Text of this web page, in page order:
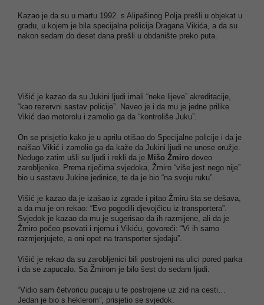
Kazao je da su u martu 1992. s Alipašinog Polja prešli u objekat u
gradu, u kojem je bila specijalna policija Dragana Vikića, a da su
nakon sedam do deset dana prešli u obdanište preko puta.
Višić je kazao da su Jukini ljudi imali “neke lijeve” akreditacije,
“kao rezervni sastav policije”. Naveo je i da mu je jedne prilike
Vikić dao motorolu i zamolio ga da “kontroliše Juku”.
On se prisjetio kako je u aprilu otišao do Specijalne policije i da je
naišao Vikić i zamolio ga da kaže da Jukini ljudi ne unose oružje.
Nedugo zatim ušli su ljudi i rekli da je Mišo Žmiro doveo
zarobljenike. Prema riječima svjedoka, Žmiro “više jest nego nije”
bio u sastavu Jukine jedinice, te da je bio “na svoju ruku”.
Višić je kazao da je izašao iz zgrade i pitao Žmiru šta se dešava,
a da mu je on rekao: “Evo pogodili djevojčicu iz transportera”.
Svjedok je kazao da mu je sugerisao da ih razmijene, ali da je
Žmiro počeo psovati i njemu i Vikiću, govoreći: “Vi ih samo
razmjenjujete, a oni opet na transporter sjedaju”.
Višić je rekao da su zarobljenici bili postrojeni na ulici pored parka
i da se zapucalo. Sa Žmirom je bilo šest do sedam ljudi.
“Vidio sam četvoricu pucaju u te postrojene uz zid na cesti…
Jedan je bio s heklerom”, prisjetio se svjedok.